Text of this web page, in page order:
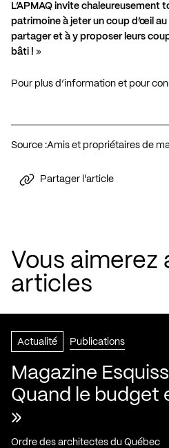
L’APMAQ invite chaleureusement
patrimoine à jeter un coup d’œil
partager et à y proposer leurs
bâti ! »
Pour plus d’information et pour
Source :Amis et propriétaires de
Partager l'article
Vous aimerez
articles
Actualité Publications
Magazine
Quand le budget
»
Ordre des architectes du Québec